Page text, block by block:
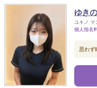
ゆき
ユキノ マ
個人指名
思わず